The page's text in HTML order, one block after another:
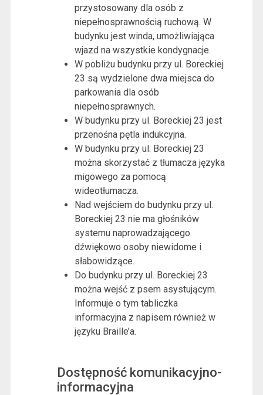
przystosowany dla osób z
niepełnosprawnością ruchową. W
budynku jest winda, umożliwiająca
wjazd na wszystkie kondygnacje.
W pobliżu budynku przy ul. Boreckiej
23 są wydzielone dwa miejsca do
parkowania dla osób
niepełnosprawnych.
W budynku przy ul. Boreckiej 23 jest
przenośna pętla indukcyjna.
W budynku przy ul. Boreckiej 23
można skorzystać z tłumacza języka
migowego za pomocą
wideotłumacza.
Nad wejściem do budynku przy ul.
Boreckiej 23 nie ma głośników
systemu naprowadzającego
dźwiękowo osoby niewidome i
słabowidzące.
Do budynku przy ul. Boreckiej 23
można wejść z psem asystującym.
Informuje o tym tabliczka
informacyjna z napisem również w
języku Braille’a.
Dostępność komunikacyjno-
informacyjna